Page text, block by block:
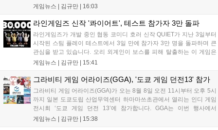
기는 13일 첫 업데이트를 시작으로 2주 간격의 콘텐츠를 제공한다. 또한
이다. 회사는 비용 효율화와 신작 흥행을 통해 하반기 실적 턴어라운드
게임뉴스 | 김규만 | 16:03
라인게임즈 신작 '콰이어트', 테스트 참가자 3만 돌파
라인게임즈가 개발 중인 협동 코미디 호러 신작 QUIET가 지난 3일부터
시작된 스팀 플레이 테스트에서 3일 만에 참가자 3만 명을 돌파하며 큰
관심을 받고 있습니다. 오리 외계인이 보스를 피해 탈출하는 이 게임은
최대 4인 협동을 지원하며, 소음 관리와 물리 법칙을 활용한 전략적 플레
을 개선 중이며, 상세 정보는 스팀 페이지에서 확인 가능합니다....
게임뉴스 | 김규만 | 15:41
그라비티 게임 어라이즈(GGA), '도쿄 게임 던전13' 참가
그라비티 게임 어라이즈(GGA)가 오는 8월 8일 오전 11시부터 오후 5시
까지 일본 도쿄도립 산업무역센터 하마마쓰초관에서 열리는 인디 게임
전시회 ‘도쿄 게임 던전 13’에 참가합니다. GGA는 이번 행사에서
‘JALECO ARCADE COLLECTION’ 시리즈의 미공개 작품 12종을 최초
게임뉴스 | 김규만 | 15:38